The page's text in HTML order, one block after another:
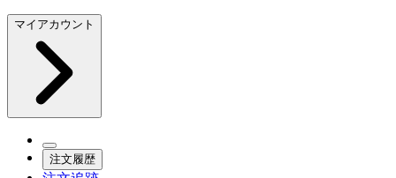
マイアカウント
注文履歴